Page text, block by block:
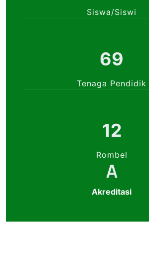
Siswa/Siswi
69
Tenaga Pendidik
12
Rombel
A
Akreditasi